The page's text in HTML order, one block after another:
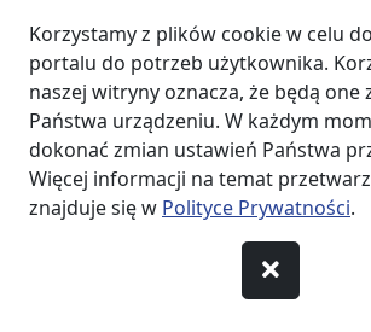
Korzystamy z plików cookie w celu
portalu do potrzeb użytkownika.
naszej witryny oznacza, że będą one
Państwa urządzeniu. W każdym
dokonać zmian ustawień Państwa
Więcej informacji na temat
znajduje się w Polityce Prywatności.